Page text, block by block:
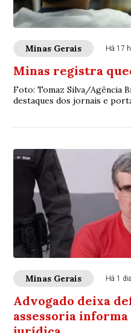
Minas Gerais Há 17
Minas registra
Foto: Tomaz Silva/Agência
destaques dos jornais e
Minas Gerais Há 1 dia
Advogado deixa
assessoria